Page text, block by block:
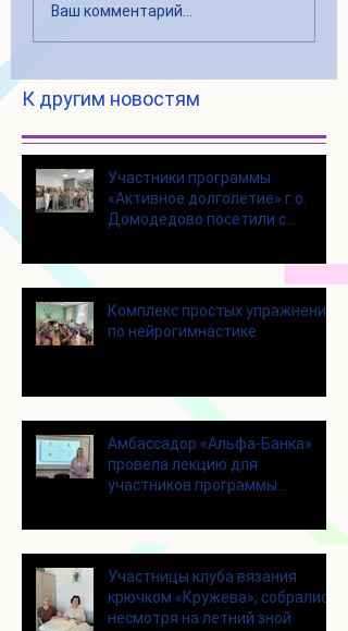
Ваш комментарий...
К другим новостям
Участники программы
«Активное долголетие» г.о.
Домодедово посетили с
Щелково
Комплекс простых упражнений
по нейрогимнастике
Амбассадор «Альфа-Банка»
провела лекцию для
участников программы
Участницы клуба вязания
крючком «Кружева», собрались
несмотря на летний зной